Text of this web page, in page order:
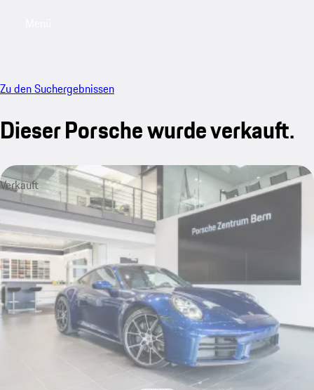
Zu den Suchergebnissen
Dieser Porsche wurde verkauft.
Verkauft